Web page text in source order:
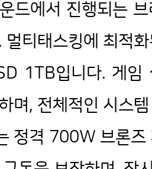
드에서 진행되는
멀티태스킹에 최적
1TB입니다. 게임
며, 전체적인 시스
정격 700W 브론